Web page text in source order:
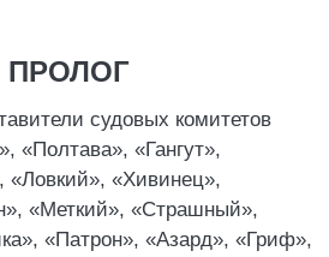
ПРОЛОГ
судовых комитетов
«Полтава», «Гангут»,
«Ловкий», «Хивинец»,
«Меткий», «Страшный»,
«Патрон», «Азард», «Гриф»,